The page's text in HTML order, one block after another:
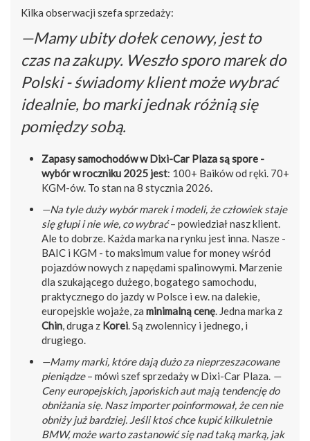
Kilka obserwacji szefa sprzedaży:
—Mamy ubity dołek cenowy, jest to
czas na zakupy. Weszło sporo marek do
Polski - świadomy klient może wybrać
idealnie, bo marki jednak różnią się
pomiędzy sobą.
Zapasy samochodów w Dixi-Car Plaza są spore -
wybór w roczniku 2025 jest: 100+ Baików od ręki. 70+
KGM-ów. To stan na 8 stycznia 2026.
—Na tyle duży wybór marek i modeli, że człowiek staje
się głupi i nie wie, co wybrać– powiedział nasz klient.
Ale to dobrze. Każda marka na rynku jest inna. Nasze -
BAIC i KGM - to maksimum value for money wśród
pojazdów nowych z napędami spalinowymi. Marzenie
dla szukającego dużego, bogatego samochodu,
praktycznego do jazdy w Polsce i ew. na dalekie,
europejskie wojaże, za minimalną cenę. Jedna marka z
Chin, druga z Korei. Są zwolennicy i jednego, i
drugiego.
—Mamy marki, które dają dużo za nieprzeszacowane
pieniądze– mówi szef sprzedaży w Dixi-Car Plaza. —
Ceny europejskich, japońskich aut mają tendencję do
obniżania się. Nasz importer poinformował, że cen nie
obniży już bardziej. Jeśli ktoś chce kupić kilkuletnie
BMW, może warto zastanowić się nad taką marką, jak